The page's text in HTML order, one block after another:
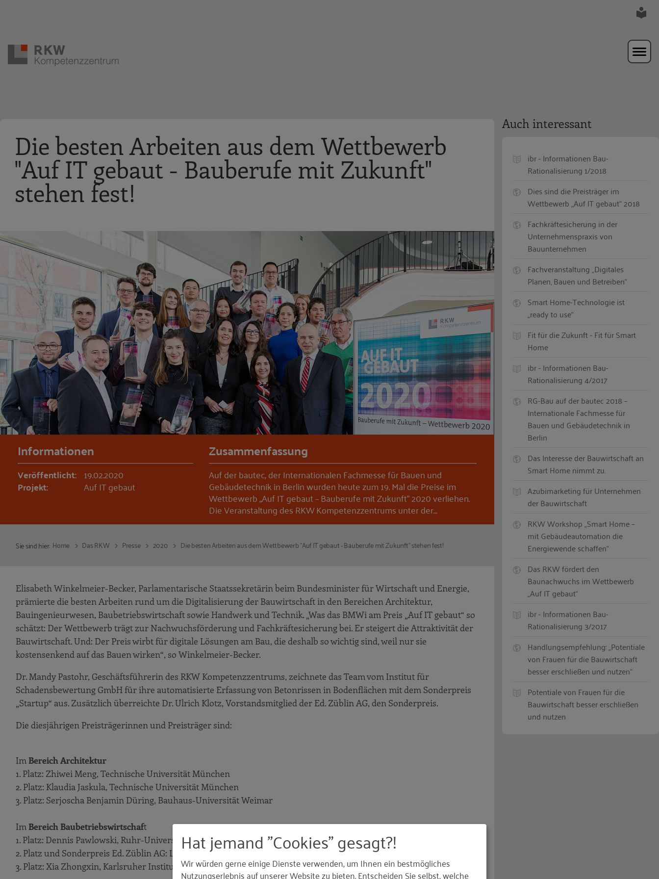
Die besten Arbeiten aus dem Wettbewerb
"Auf IT gebaut - Bauberufe mit Zukunft"
stehen fest!
Informationen
Veröffentlicht: 19.02.2020
Projekt: Auf IT gebaut
Zusammenfassung
Auf der bautec, der Internationalen Fachmesse für Bauen und
Gebäudetechnik in Berlin wurden heute zum 19. Mal die Preise im
Wettbewerb „Auf IT gebaut – Bauberufe mit Zukunft“ 2020 verliehen.
Die Veranstaltung des RKW Kompetenzzentrums unter der…
Sie sind hier: Home Das RKW Presse 2020 Die besten Arbeiten aus dem Wettbewerb "Auf IT gebaut - Bauberufe mit Zukunft" stehen fest!
Elisabeth Winkelmeier-Becker, Parlamentarische Staatssekretärin beim Bundesminister für Wirtschaft und Energie,
prämierte die besten Arbeiten rund um die Digitalisierung der Bauwirtschaft in den Bereichen Architektur,
Bauingenieurwesen, Baubetriebswirtschaft sowie Handwerk und Technik. „Was das BMWi am Preis „Auf IT gebaut“ so
schätzt: Der Wettbewerb trägt zur Nachwuchsförderung und Fachkräftesicherung bei. Er steigert die Attraktivität der
Bauwirtschaft. Und: Der Preis wirbt für digitale Lösungen am Bau, die deshalb so wichtig sind, weil nur sie
kostensenkend auf das Bauen wirken“, so Winkelmeier-Becker.
Dr. Mandy Pastohr, Geschäftsführerin des RKW Kompetenzzentrums, zeichnete das Team vom Institut für
Schadensbewertung GmbH für ihre automatisierte Erfassung von Betonrissen in Bodenflächen mit dem Sonderpreis
„Startup“ aus. Zusätzlich überreichte Dr. Ulrich Klotz, Vorstandsmitglied der Ed. Züblin AG, den Sonderpreis.
Die diesjährigen Preisträgerinnen und Preisträger sind:
Im Bereich Architektur
1. Platz: Zhiwei Meng, Technische Universität München
2. Platz: Klaudia Jaskula, Technische Universität München
3. Platz: Serjoscha Benjamin Düring, Bauhaus-Universität Weimar
Im Bereich Baubetriebswirtschaft
1. Platz: Dennis Pawlowski, Ruhr-Universität Bochum
2. Platz und Sonderpreis Ed. Züblin AG: Lars Hühnken, Technische Universität München
3. Platz: Xia Zhongxin, Karlsruher Institut für Technologie (KIT)
Auch interessant
ibr - Informationen Bau-
Rationalisierung 1/2018
Dies sind die Preisträger im
Wettbewerb „Auf IT gebaut“ 2018
Fachkräftesicherung in der
Unternehmenspraxis von
Bauunternehmen
Fachveranstaltung „Digitales
Planen, Bauen und Betreiben“
Smart Home-Technologie ist
„ready to use“
Fit für die Zukunft - Fit für Smart
Home
ibr - Informationen Bau-
Rationalisierung 4/2017
RG-Bau auf der bautec 2018 –
Internationale Fachmesse für
Bauen und Gebäudetechnik in
Berlin
Das Interesse der Bauwirtschaft an
Smart Home nimmt zu.
Azubimarketing für Unternehmen
der Bauwirtschaft
RKW Workshop „Smart Home –
mit Gebäudeautomation die
Energiewende schaffen“
Das RKW fördert den
Baunachwuchs im Wettbewerb
„Auf IT gebaut“
ibr - Informationen Bau-
Rationalisierung 3/2017
Handlungsempfehlung: „Potentiale
von Frauen für die Bauwirtschaft
besser erschließen und nutzen“
Potentiale von Frauen für die
Bauwirtschaft besser erschließen
und nutzen
Hat jemand "Cookies" gesagt?!
Wir würden gerne einige Dienste verwenden, um Ihnen ein bestmögliches
Nutzungserlebnis auf unserer Website zu bieten. Entscheiden Sie selbst, welche